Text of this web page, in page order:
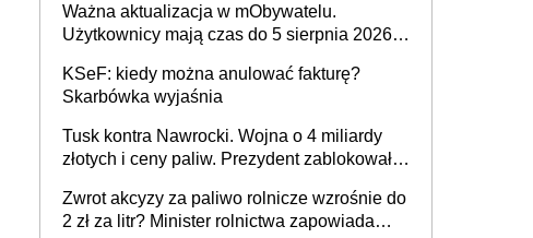
pojazdów z kamer drogowych?
Ważna aktualizacja w mObywatelu.
Użytkownicy mają czas do 5 sierpnia 2026
KSeF: kiedy można anulować fakturę?
Skarbówka wyjaśnia
Tusk kontra Nawrocki. Wojna o 4 miliardy
złotych i ceny paliw. Prezydent zablokował
wymierzonym we wszystkich polskich
kierowców”
Zwrot akcyzy za paliwo rolnicze wzrośnie do
2 zł za litr? Minister rolnictwa zapowiada